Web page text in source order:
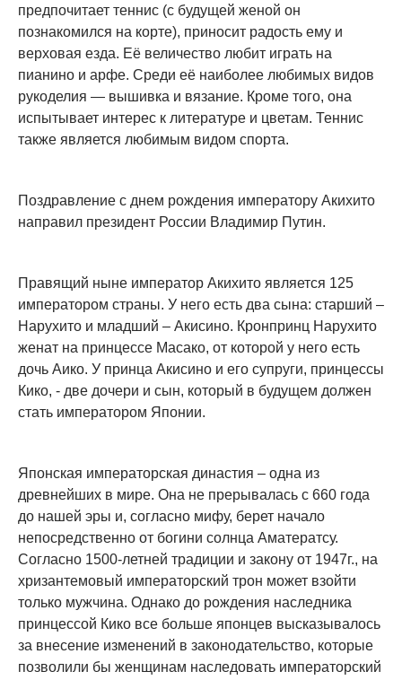
предпочитает теннис (с будущей женой он
познакомился на корте), приносит радость ему и
верховая езда. Её величество любит играть на
пианино и арфе. Среди её наиболее любимых видов
рукоделия — вышивка и вязание. Кроме того, она
испытывает интерес к литературе и цветам. Теннис
также является любимым видом спорта.
Поздравление с днем рождения императору Акихито
направил президент России Владимир Путин.
Правящий ныне император Акихито является 125
императором страны. У него есть два сына: старший –
Нарухито и младший – Акисино. Кронпринц Нарухито
женат на принцессе Масако, от которой у него есть
дочь Аико. У принца Акисино и его супруги, принцессы
Кико, - две дочери и сын, который в будущем должен
стать императором Японии.
Японская императорская династия – одна из
древнейших в мире. Она не прерывалась с 660 года
до нашей эры и, согласно мифу, берет начало
непосредственно от богини солнца Аматератсу.
Согласно 1500-летней традиции и закону от 1947г., на
хризантемовый императорский трон может взойти
только мужчина. Однако до рождения наследника
принцессой Кико все больше японцев высказывалось
за внесение изменений в законодательство, которые
позволили бы женщинам наследовать императорский